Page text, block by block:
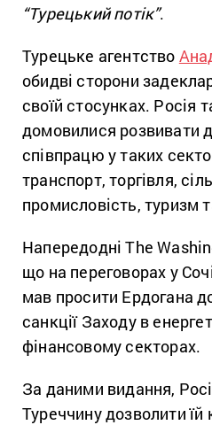
“Турецький потік”.
Турецьке агентство
обидві сторони
своїй стосунках. Росія
домовилися розвивати
співпрацю у таких
транспорт, торгівля,
промисловість, туризм
Напередодні The
що на переговорах у
мав просити Ердогана
санкції Заходу в
фінансовому секторах.
За даними видання,
Туреччину дозволити їй